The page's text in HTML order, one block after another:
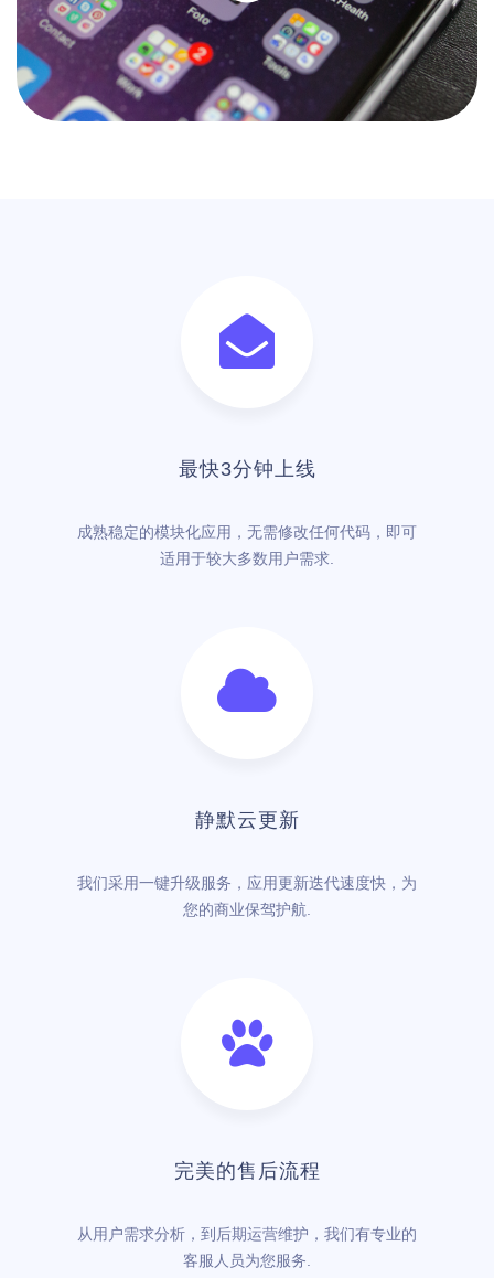
最快3分钟上线
成熟稳定的模块化应用，无需修改任何代码，即可
适用于较大多数用户需求.
静默云更新
我们采用一键升级服务，应用更新迭代速度快，为
您的商业保驾护航.
完美的售后流程
从用户需求分析，到后期运营维护，我们有专业的
客服人员为您服务.